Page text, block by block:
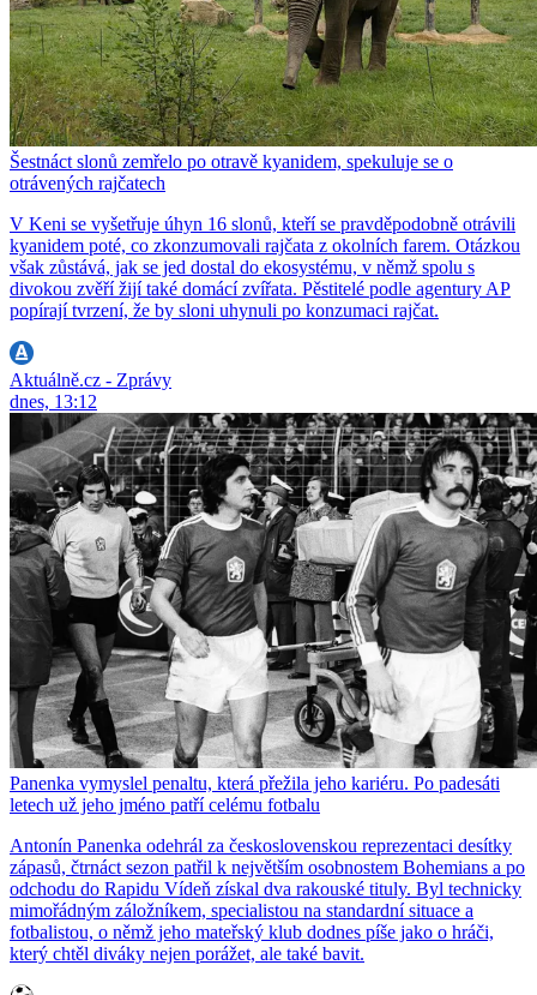
Šestnáct slonů zemřelo po otravě kyanidem, spekuluje se o
otrávených rajčatech
V Keni se vyšetřuje úhyn 16 slonů, kteří se pravděpodobně otrávili
kyanidem poté, co zkonzumovali rajčata z okolních farem. Otázkou
však zůstává, jak se jed dostal do ekosystému, v němž spolu s
divokou zvěří žijí také domácí zvířata. Pěstitelé podle agentury AP
popírají tvrzení, že by sloni uhynuli po konzumaci rajčat.
Aktuálně.cz - Zprávy
dnes, 13:12
Panenka vymyslel penaltu, která přežila jeho kariéru. Po padesáti
letech už jeho jméno patří celému fotbalu
Antonín Panenka odehrál za československou reprezentaci desítky
zápasů, čtrnáct sezon patřil k největším osobnostem Bohemians a po
odchodu do Rapidu Vídeň získal dva rakouské tituly. Byl technicky
mimořádným záložníkem, specialistou na standardní situace a
fotbalistou, o němž jeho mateřský klub dodnes píše jako o hráči,
který chtěl diváky nejen porážet, ale také bavit.